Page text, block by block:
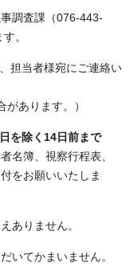
調査課（076-443-
。
担当者様宛にご連絡い
があります。）
を除く14日前まで
名簿、視察行程表、
をお願いいたしま
ありません。
いてかまいません。